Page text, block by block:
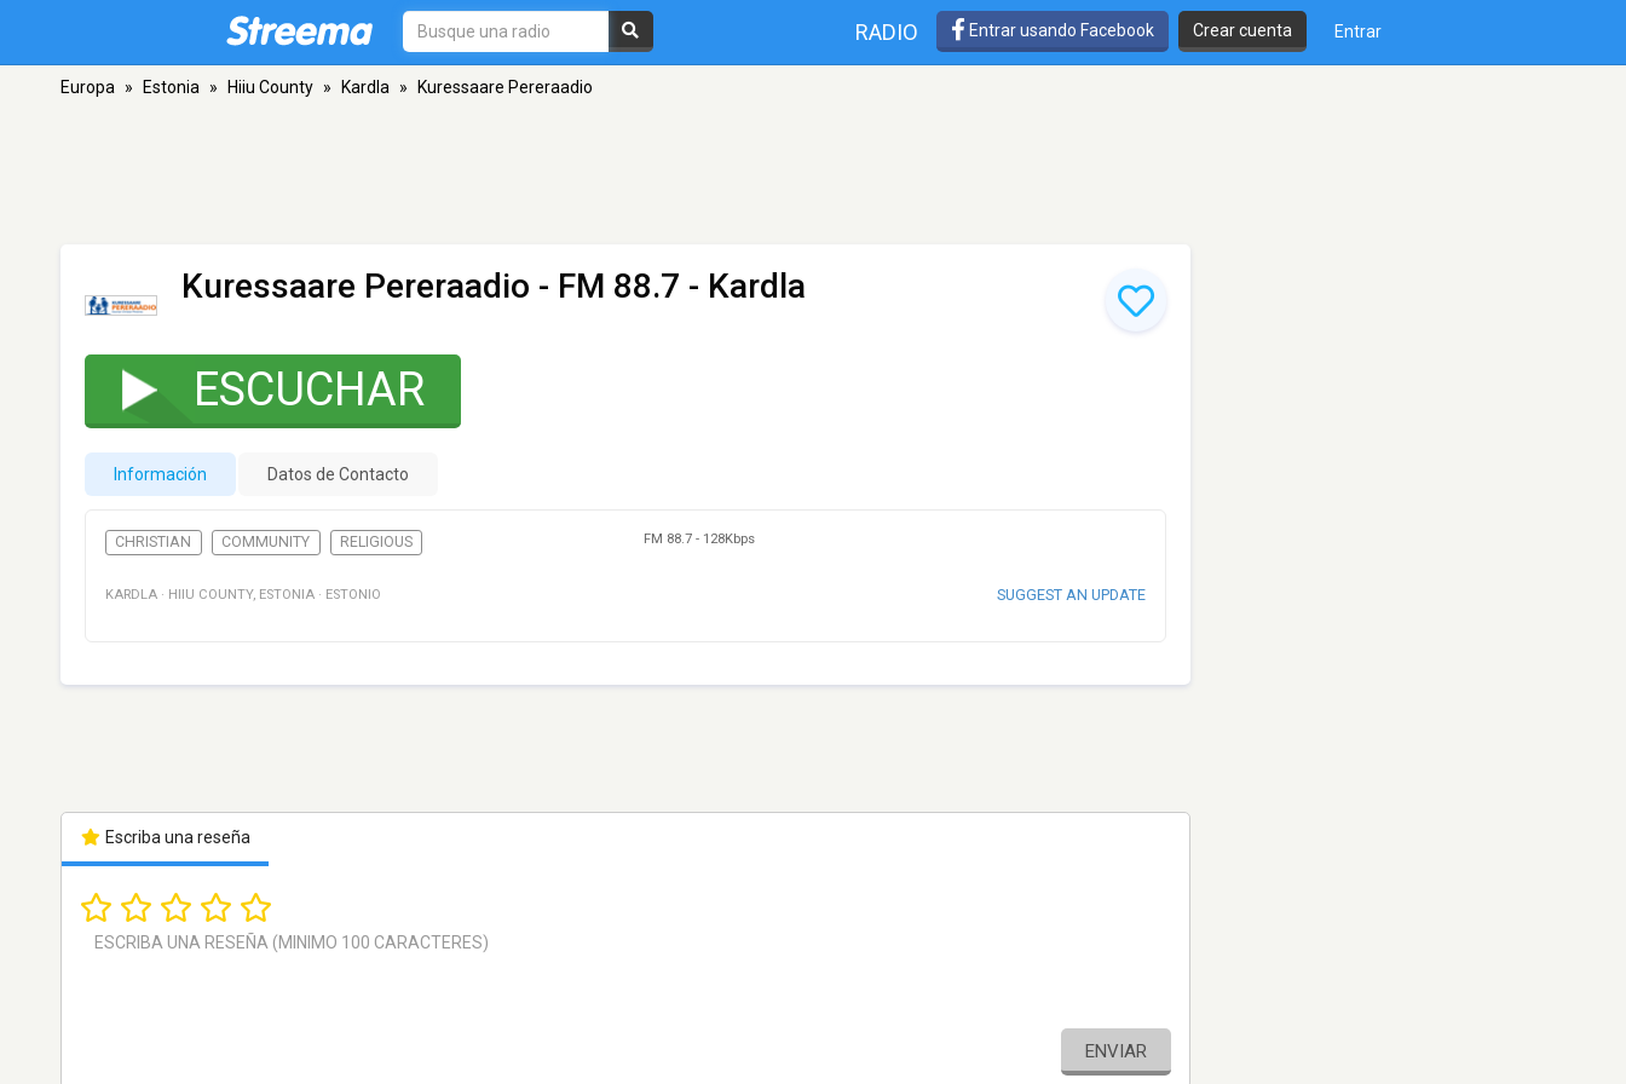
RADIO Entrar usando Facebook Crear cuenta Entrar
Europa » Estonia » Hiiu County » Kardla » Kuressaare Pereraadio
Kuressaare Pereraadio - FM 88.7 - Kardla
ESCUCHAR
Información Datos de Contacto
CHRISTIAN COMMUNITY RELIGIOUS FM 88.7 - 128Kbps
KARDLA · HIIU COUNTY, ESTONIA · ESTONIO SUGGEST AN UPDATE
Escriba una reseña
ENVIAR